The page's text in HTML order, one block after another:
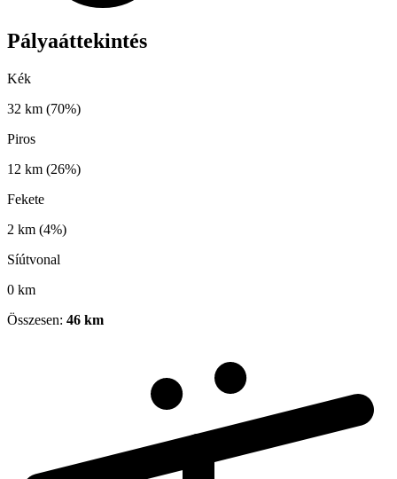
Pályaáttekintés
Kék
32 km (70%)
Piros
12 km (26%)
Fekete
2 km (4%)
Síútvonal
0 km
Összesen: 46 km